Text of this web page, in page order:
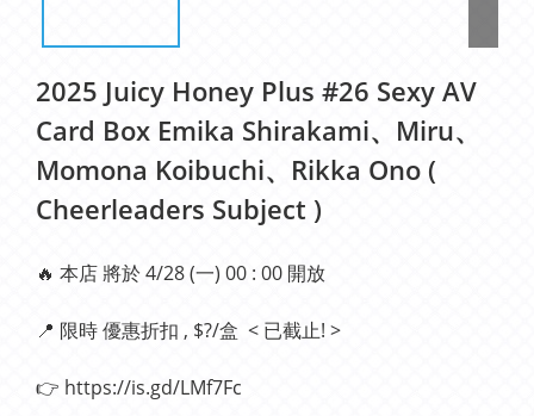
2025 Juicy Honey Plus #26 Sexy AV
Card Box Emika Shirakami、Miru、
Momona Koibuchi、Rikka Ono (
Cheerleaders Subject )
🔥 本店 將於 4/28 (一) 00 : 00 開放
📍 限時 優惠折扣 , $?/盒  < 已截止! >
👉 https://is.gd/LMf7Fc